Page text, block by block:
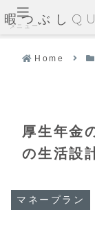
暇つぶし
Home
厚生年金
の生活設
マネープラン
メニュー